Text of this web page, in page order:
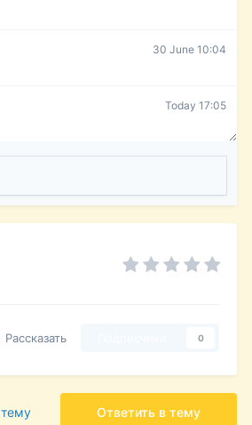
30 June 10:04
Today 17:05
Рассказать 0
Ответить в тему